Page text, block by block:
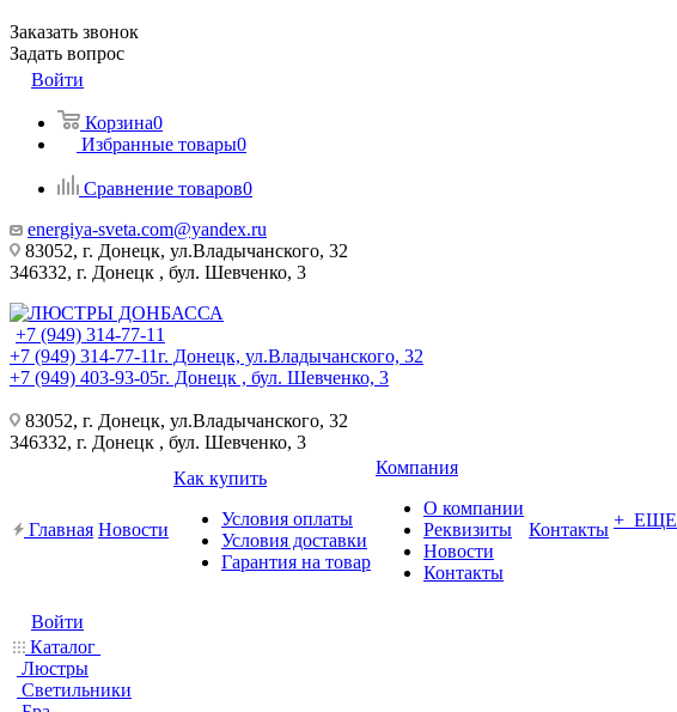
Заказать звонок
Задать вопрос
Войти
Корзина0
Избранные товары0
Сравнение товаров0
energiya-sveta.com@yandex.ru
83052, г. Донецк, ул.Владычанского, 32
346332, г. Донецк , бул. Шевченко, 3
+7 (949) 314-77-11
+7 (949) 314-77-11г. Донецк, ул.Владычанского, 32
+7 (949) 403-93-05г. Донецк , бул. Шевченко, 3
83052, г. Донецк, ул.Владычанского, 32
346332, г. Донецк , бул. Шевченко, 3
Главная Новости
Как купить
Условия оплаты
Условия доставки
Гарантия на товар
Компания
О компании
Реквизиты
Новости
Контакты
Контакты + ЕЩЕ
Войти
Каталог
Люстры
Светильники